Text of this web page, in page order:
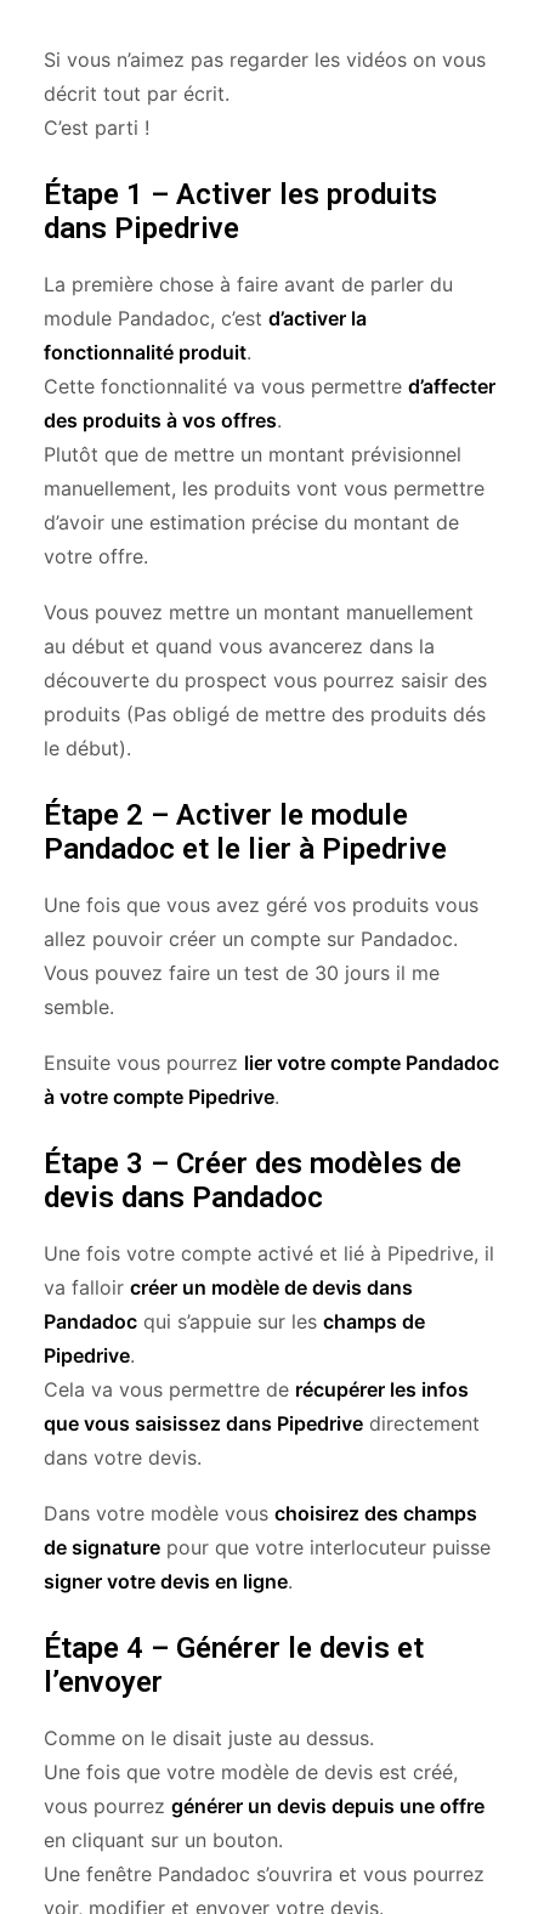
Si vous n’aimez pas regarder les vidéos on vous
décrit tout par écrit.
C’est parti !
Étape 1 – Activer les produits
dans Pipedrive
La première chose à faire avant de parler du
module Pandadoc, c’est d’activer la
fonctionnalité produit.
Cette fonctionnalité va vous permettre d’affecter
des produits à vos offres.
Plutôt que de mettre un montant prévisionnel
manuellement, les produits vont vous permettre
d’avoir une estimation précise du montant de
votre offre.
Vous pouvez mettre un montant manuellement
au début et quand vous avancerez dans la
découverte du prospect vous pourrez saisir des
produits (Pas obligé de mettre des produits dés
le début).
Étape 2 – Activer le module
Pandadoc et le lier à Pipedrive
Une fois que vous avez géré vos produits vous
allez pouvoir créer un compte sur Pandadoc.
Vous pouvez faire un test de 30 jours il me
semble.
Ensuite vous pourrez lier votre compte Pandadoc
à votre compte Pipedrive.
Étape 3 – Créer des modèles de
devis dans Pandadoc
Une fois votre compte activé et lié à Pipedrive, il
va falloir créer un modèle de devis dans
Pandadoc qui s’appuie sur les champs de
Pipedrive.
Cela va vous permettre de récupérer les infos
que vous saisissez dans Pipedrive directement
dans votre devis.
Dans votre modèle vous choisirez des champs
de signature pour que votre interlocuteur puisse
signer votre devis en ligne.
Étape 4 – Générer le devis et
l’envoyer
Comme on le disait juste au dessus.
Une fois que votre modèle de devis est créé,
vous pourrez générer un devis depuis une offre
en cliquant sur un bouton.
Une fenêtre Pandadoc s’ouvrira et vous pourrez
voir, modifier et envoyer votre devis.